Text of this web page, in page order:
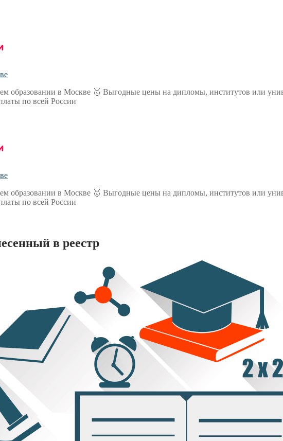
в Москве 🥇 Выгодные цены на дипломы, институтов или
по всей России
в Москве 🥇 Выгодные цены на дипломы, институтов или
по всей России
в реестр